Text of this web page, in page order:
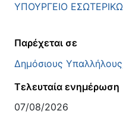
ΥΠΟΥΡΓΕΙΟ
Παρέχεται σε
Δημόσιους Υπαλλήλους
Τελευταία ενημέρωση
07/08/2026